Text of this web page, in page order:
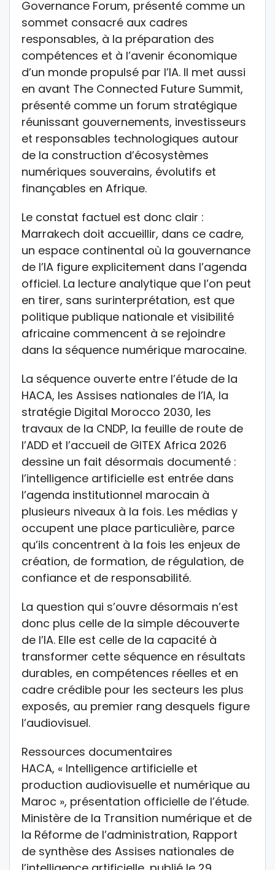
Governance Forum, présenté comme un
sommet consacré aux cadres
responsables, à la préparation des
compétences et à l’avenir économique
d’un monde propulsé par l’IA. Il met aussi
en avant The Connected Future Summit,
présenté comme un forum stratégique
réunissant gouvernements, investisseurs
et responsables technologiques autour
de la construction d’écosystèmes
numériques souverains, évolutifs et
finançables en Afrique.
Le constat factuel est donc clair :
Marrakech doit accueillir, dans ce cadre,
un espace continental où la gouvernance
de l’IA figure explicitement dans l’agenda
officiel. La lecture analytique que l’on peut
en tirer, sans surinterprétation, est que
politique publique nationale et visibilité
africaine commencent à se rejoindre
dans la séquence numérique marocaine.
La séquence ouverte entre l’étude de la
HACA, les Assises nationales de l’IA, la
stratégie Digital Morocco 2030, les
travaux de la CNDP, la feuille de route de
l’ADD et l’accueil de GITEX Africa 2026
dessine un fait désormais documenté :
l’intelligence artificielle est entrée dans
l’agenda institutionnel marocain à
plusieurs niveaux à la fois. Les médias y
occupent une place particulière, parce
qu’ils concentrent à la fois les enjeux de
création, de formation, de régulation, de
confiance et de responsabilité.
La question qui s’ouvre désormais n’est
donc plus celle de la simple découverte
de l’IA. Elle est celle de la capacité à
transformer cette séquence en résultats
durables, en compétences réelles et en
cadre crédible pour les secteurs les plus
exposés, au premier rang desquels figure
l’audiovisuel.
Ressources documentaires
HACA, « Intelligence artificielle et
production audiovisuelle et numérique au
Maroc », présentation officielle de l’étude.
Ministère de la Transition numérique et de
la Réforme de l’administration, Rapport
de synthèse des Assises nationales de